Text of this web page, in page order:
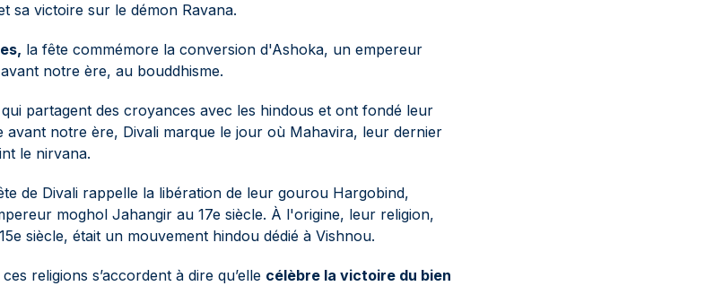
sa victoire sur le démon Ravana.
la fête commémore la conversion d'Ashoka, un empereur
notre ère, au bouddhisme.
qui partagent des croyances avec les hindous et ont fondé leur
avant notre ère, Divali marque le jour où Mahavira, leur dernier
le nirvana.
de Divali rappelle la libération de leur gourou Hargobind,
moghol Jahangir au 17e siècle. À l'origine, leur religion,
siècle, était un mouvement hindou dédié à Vishnou.
religions s’accordent à dire qu’elle célèbre la victoire du bien